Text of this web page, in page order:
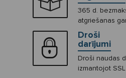
365 d.
atgriešanas
Droši
darījumi
Droši naudas
izmantojot